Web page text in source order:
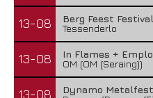
13-08
Berg Feest
Tessenderlo
13-08
In Flames +
OM (OM (Seraing))
13-08
Dynamo